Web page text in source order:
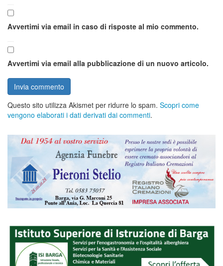
Avvertimi via email in caso di risposte al mio commento.
Avvertimi via email alla pubblicazione di un nuovo articolo.
Questo sito utilizza Akismet per ridurre lo spam. Scopri come
vengono elaborati i dati derivati dai commenti.